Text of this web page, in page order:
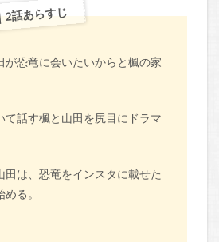
2話あらすじ
が恐竜に会いたいからと楓の家
て話す楓と山田を尻目にドラマ
田は、恐竜をインスタに載せた
る。